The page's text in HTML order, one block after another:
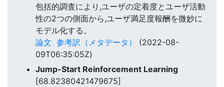
包括的調査により,ユーザの定着度とユーザ活動
性の2つの側面から,ユーザ満足度報酬を微妙に
モデル化する。
論文 参考訳（メタデータ）
(2022-08-
09T06:35:05Z)
Jump-Start Reinforcement Learning
[68.82380421479675]